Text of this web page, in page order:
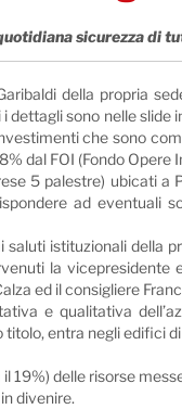
sicurezza di
della propria
sono nelle
che sono
dal FOI (Fondo Opere
5 palestre) ubicati a
ad eventuali
istituzionali della
la vicepresidente
ed il consigliere
e qualitativa
entra negli edifici
delle risorse
divenire.